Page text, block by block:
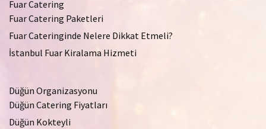
Fuar Catering
Fuar Catering Paketleri
Fuar Cateringinde Nelere Dikkat Etmeli?
İstanbul Fuar Kiralama Hizmeti
Düğün Organizasyonu
Düğün Catering Fiyatları
Düğün Kokteyli